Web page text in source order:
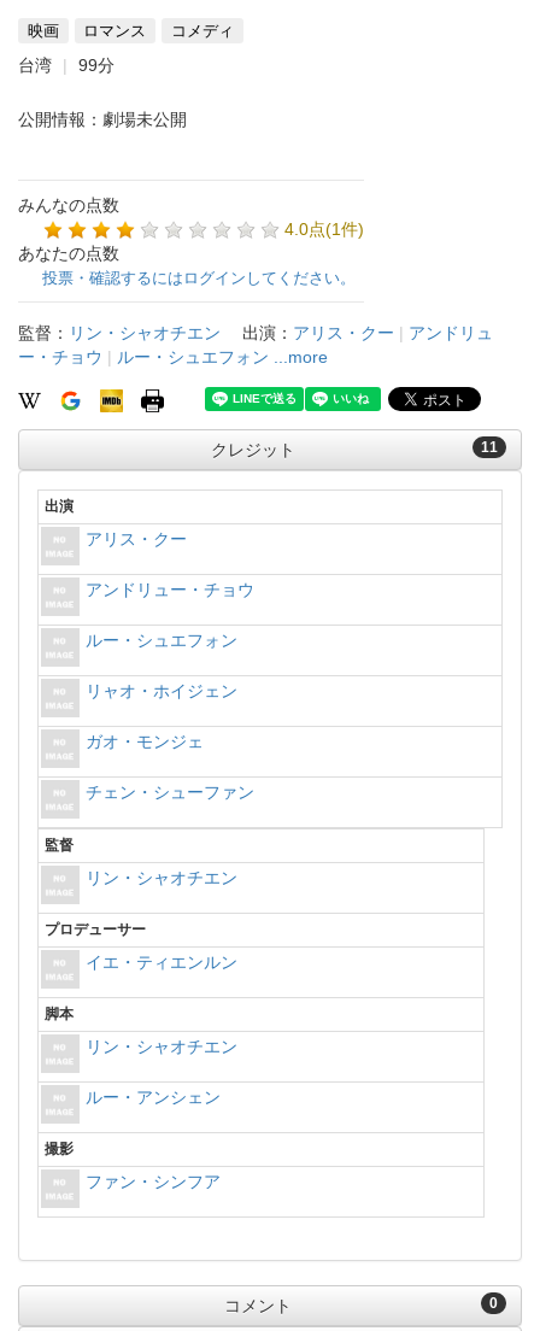
映画 ロマンス コメディ
台湾 99分
公開情報：劇場未公開
みんなの点数
4.0点(1件)
あなたの点数
投票・確認するにはログインしてください。
監督： リン・シャオチエン 出演： アリス・クー | アンドリュ
ー・チョウ | ルー・シュエフォン ...more
11
クレジット
出演
アリス・クー
アンドリュー・チョウ
ルー・シュエフォン
リャオ・ホイジェン
ガオ・モンジェ
チェン・シューファン
監督
リン・シャオチエン
プロデューサー
イエ・ティエンルン
脚本
リン・シャオチエン
ルー・アンシェン
撮影
ファン・シンフア
0
コメント